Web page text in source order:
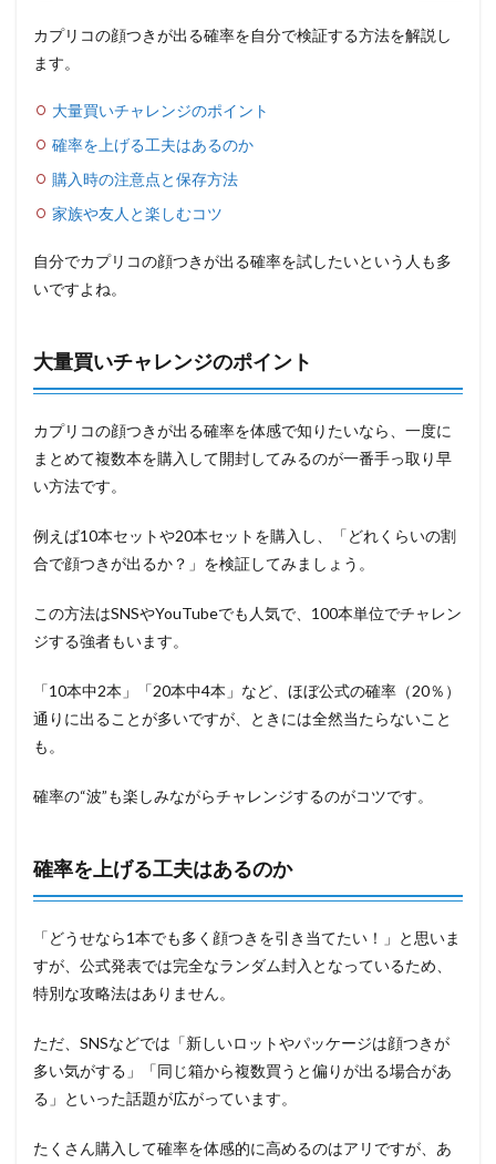
カプリコの顔つきが出る確率を自分で検証する方法を解説し
ます。
大量買いチャレンジのポイント
確率を上げる工夫はあるのか
購入時の注意点と保存方法
家族や友人と楽しむコツ
自分でカプリコの顔つきが出る確率を試したいという人も多
いですよね。
大量買いチャレンジのポイント
カプリコの顔つきが出る確率を体感で知りたいなら、一度に
まとめて複数本を購入して開封してみるのが一番手っ取り早
い方法です。
例えば10本セットや20本セットを購入し、「どれくらいの割
合で顔つきが出るか？」を検証してみましょう。
この方法はSNSやYouTubeでも人気で、100本単位でチャレン
ジする強者もいます。
「10本中2本」「20本中4本」など、ほぼ公式の確率（20％）
通りに出ることが多いですが、ときには全然当たらないこと
も。
確率の“波”も楽しみながらチャレンジするのがコツです。
確率を上げる工夫はあるのか
「どうせなら1本でも多く顔つきを引き当てたい！」と思いま
すが、公式発表では完全なランダム封入となっているため、
特別な攻略法はありません。
ただ、SNSなどでは「新しいロットやパッケージは顔つきが
多い気がする」「同じ箱から複数買うと偏りが出る場合があ
る」といった話題が広がっています。
たくさん購入して確率を体感的に高めるのはアリですが、あ